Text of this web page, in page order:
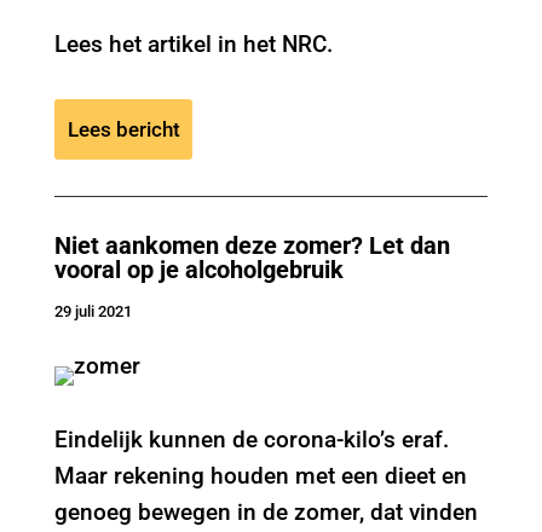
Lees het artikel in het NRC.
Lees bericht
Niet aankomen deze zomer? Let dan
vooral op je alcoholgebruik
29 juli 2021
Eindelijk kunnen de corona-kilo’s eraf.
Maar rekening houden met een dieet en
genoeg bewegen in de zomer, dat vinden